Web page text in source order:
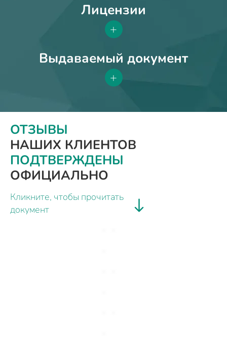
Лицензии
+
Выдаваемый документ
+
ОТЗЫВЫ
НАШИХ КЛИЕНТОВ
ПОДТВЕРЖДЕНЫ
ОФИЦИАЛЬНО
Кликните, чтобы прочитать
документ